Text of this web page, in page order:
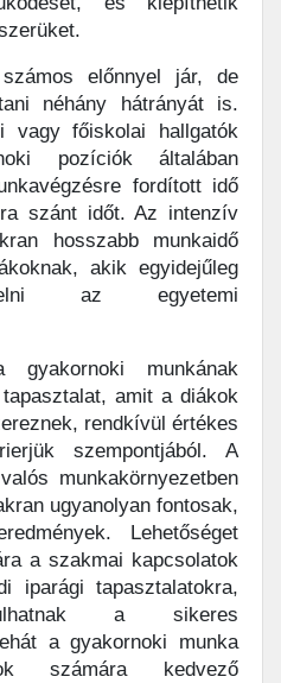
előnnyel jár, de
néhány hátrányát is.
vagy főiskolai hallgatók
pozíciók általában
fordított idő
szánt időt. Az intenzív
hosszabb munkaidő
akik egyidejűleg
az egyetemi
gyakornoki munkának
amit a diákok
rendkívül értékes
szempontjából. A
munkakörnyezetben
ugyanolyan fontosak,
Lehetőséget
a szakmai kapcsolatok
iparági tapasztalatokra,
a sikeres
a gyakornoki munka
számára kedvező